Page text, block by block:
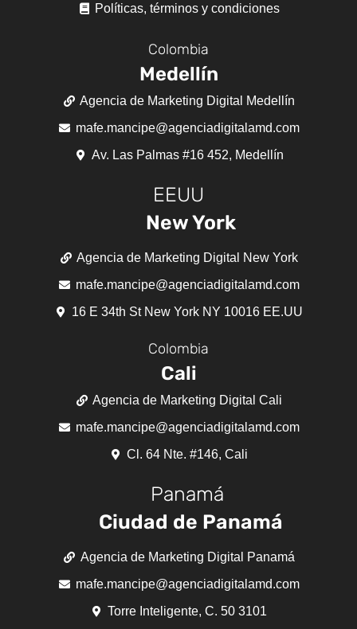
Políticas, términos y condiciones
Colombia
Medellín
Agencia de Marketing Digital Medellín
mafe.mancipe@agenciadigitalamd.com
Av. Las Palmas #16 452, Medellín
EEUU
New York
Agencia de Marketing Digital New York
mafe.mancipe@agenciadigitalamd.com
16 E 34th St New York NY 10016 EE.UU
Colombia
Cali
Agencia de Marketing Digital Cali
mafe.mancipe@agenciadigitalamd.com
Cl. 64 Nte. #146, Cali
Panamá
Ciudad de Panamá
Agencia de Marketing Digital Panamá
mafe.mancipe@agenciadigitalamd.com
Torre Inteligente, C. 50 3101